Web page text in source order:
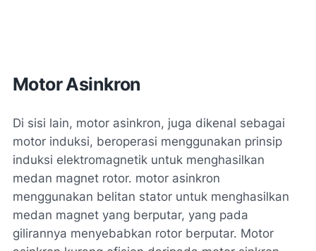
Motor Asinkron
Di sisi lain, motor asinkron, juga dikenal sebagai
motor induksi, beroperasi menggunakan prinsip
induksi elektromagnetik untuk menghasilkan
medan magnet rotor. motor asinkron
menggunakan belitan stator untuk menghasilkan
medan magnet yang berputar, yang pada
gilirannya menyebabkan rotor berputar. Motor